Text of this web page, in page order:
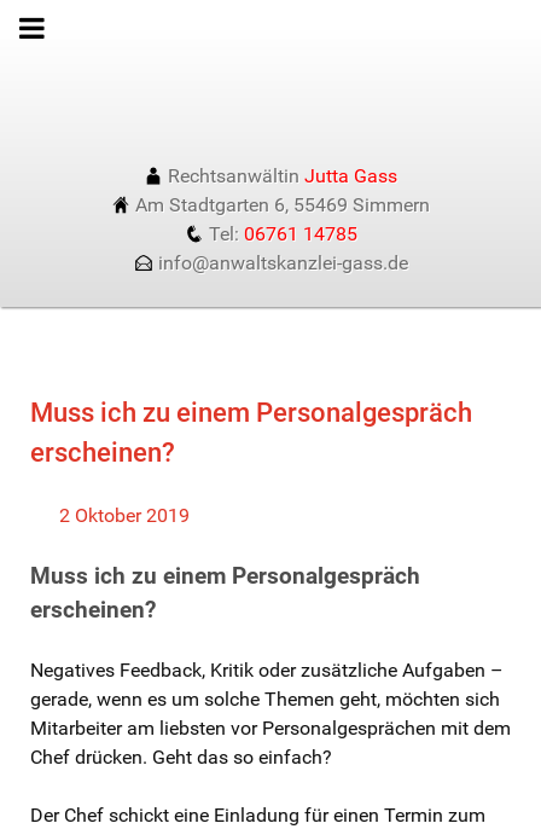
Rechtsanwältin Jutta Gass
Am Stadtgarten 6, 55469 Simmern
Tel: 06761 14785
info@anwaltskanzlei-gass.de
Muss ich zu einem Personalgespräch
erscheinen?
2 Oktober 2019
Muss ich zu einem Personalgespräch
erscheinen?
Negatives Feedback, Kritik oder zusätzliche Aufgaben –
gerade, wenn es um solche Themen geht, möchten sich
Mitarbeiter am liebsten vor Personalgesprächen mit dem
Chef drücken. Geht das so einfach?
Der Chef schickt eine Einladung für einen Termin zum